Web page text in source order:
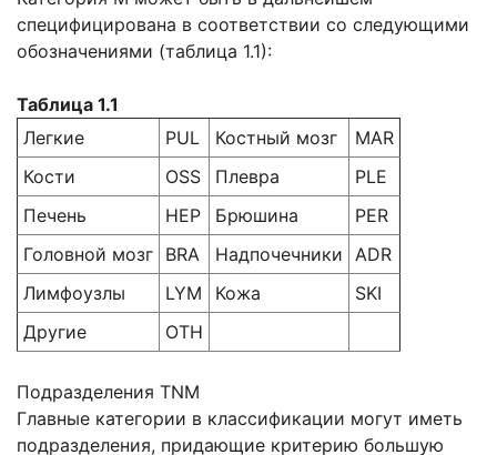
специфицирована в соответствии со следующими
обозначениями (таблица 1.1):
Таблица 1.1
Легкие
PUL Костный мозг
MAR
Кости
OSS Плевра
PLE
Печень
HEP Брюшина
PER
Головной мозг BRA Надпочечники ADR
Лимфоузлы
LYM Кожа
SKI
Другие
ОТН
Подразделения TNM
Главные категории в классификации могут иметь
подразделения, придающие критерию большую